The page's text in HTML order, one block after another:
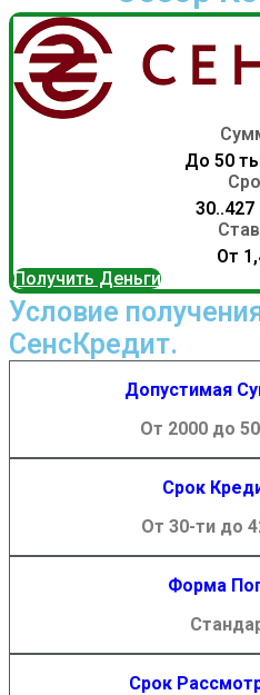
До 50
От
Получить Деньги
Условие
СенсКредит.
Допустимая
От 2000 до
Срок
От 30-ти до
Форма
Срок